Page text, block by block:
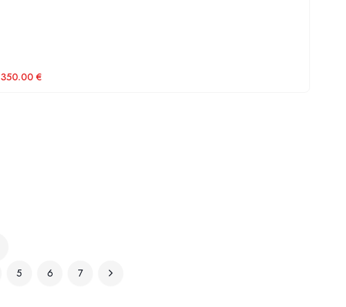
350.00 €
5 6 7